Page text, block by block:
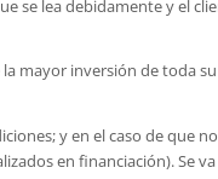
se lea debidamente y el
mayor inversión de toda
y en el caso de que
en financiación). Se